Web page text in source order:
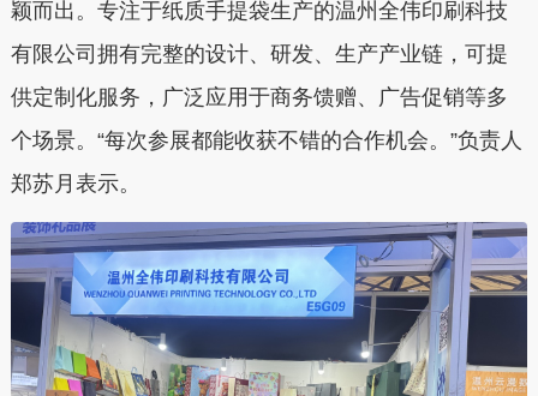
颖而出。专注于纸质手提袋生产的温州全伟印刷科技
有限公司拥有完整的设计、研发、生产产业链，可提
供定制化服务，广泛应用于商务馈赠、广告促销等多
个场景。“每次参展都能收获不错的合作机会。”负责人
郑苏月表示。